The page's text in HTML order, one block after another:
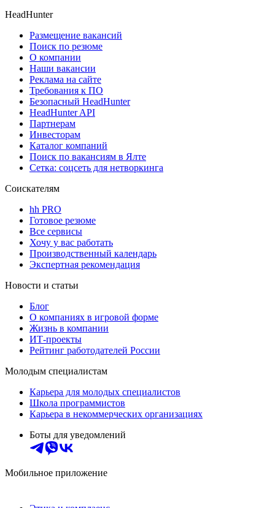
HeadHunter
Размещение вакансий
Поиск по резюме
О компании
Наши вакансии
Реклама на сайте
Требования к ПО
Безопасный HeadHunter
HeadHunter API
Партнерам
Инвесторам
Каталог компаний
Поиск по вакансиям в Ялте
Сетка: соцсеть для нетворкинга
Соискателям
hh PRO
Готовое резюме
Все сервисы
Хочу у вас работать
Производственный календарь
Экспертная рекомендация
Новости и статьи
Блог
О компаниях в игровой форме
Жизнь в компании
ИТ-проекты
Рейтинг работодателей России
Молодым специалистам
Карьера для молодых специалистов
Школа программистов
Карьера в некоммерческих организациях
Боты для уведомлений
Мобильное приложение